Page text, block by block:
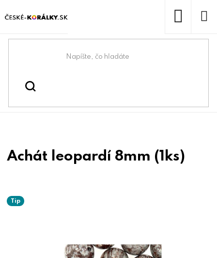
na
Domov
Koráliky
Achát leopardí 8mm (1ks)
Tip